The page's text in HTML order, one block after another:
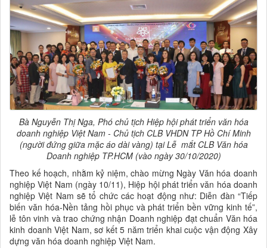
Bà Nguyễn Thị Nga, Phó chủ tịch Hiệp hội phát triển văn hóa
doanh nghiệp Việt Nam - Chủ tịch CLB VHDN TP Hồ Chí Minh
(người đứng giữa mặc áo dài vàng) tại Lễ mắt CLB Văn hóa
Doanh nghiệp TP.HCM (vào ngày 30/10/2020)
Theo kế hoạch, nhằm kỷ niệm, chào mừng Ngày Văn hóa doanh
nghiệp Việt Nam (ngày 10/11), Hiệp hội phát triển văn hóa doanh
nghiệp Việt Nam sẽ tổ chức các hoạt động như: Diễn đàn “Tiếp
biến văn hóa-Nền tảng hồi phục và phát triển bền vững kinh tế”,
lễ tôn vinh và trao chứng nhận Doanh nghiệp đạt chuẩn Văn hóa
kinh doanh Việt Nam, sơ kết 5 năm triển khai cuộc vận động Xây
dựng văn hóa doanh nghiệp Việt Nam.